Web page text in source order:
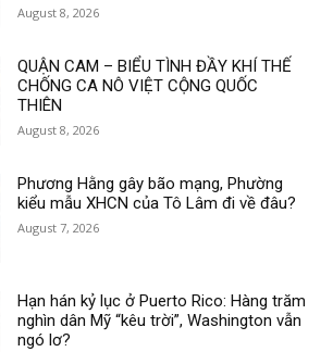
August 8, 2026
QUẬN CAM – BIỂU TÌNH ĐẦY KHÍ THẾ
CHỐNG CA NÔ VIỆT CỘNG QUỐC
THIÊN
August 8, 2026
Phương Hằng gây bão mạng, Phường
kiểu mẫu XHCN của Tô Lâm đi về đâu?
August 7, 2026
Hạn hán kỷ lục ở Puerto Rico: Hàng trăm
nghìn dân Mỹ “kêu trời”, Washington vẫn
ngó lơ?